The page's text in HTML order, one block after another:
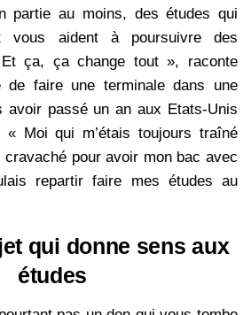
partie au moins, des études qui
vous aident à poursuivre des
ça, ça change tout », raconte
de faire une terminale dans une
avoir passé un an aux Etats-Unis
« Moi qui m’étais toujours traîné
cravaché pour avoir mon bac avec
repartir faire mes études au
qui donne sens aux
études